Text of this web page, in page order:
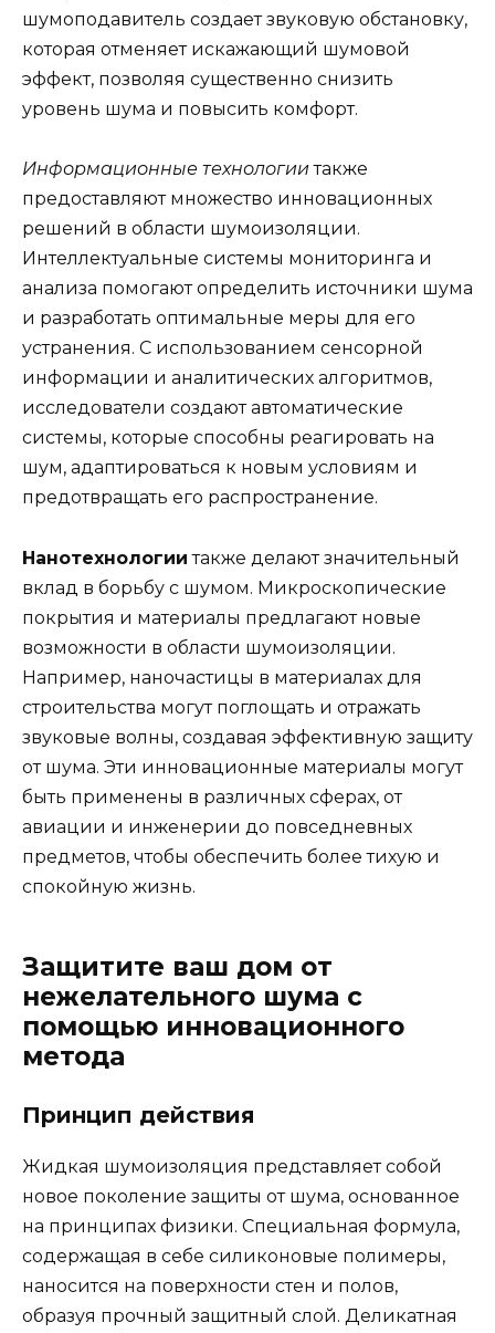
шумоподавитель создает звуковую обстановку,
которая отменяет искажающий шумовой
эффект, позволяя существенно снизить
уровень шума и повысить комфорт.
Информационные технологиитакже
предоставляют множество инновационных
решений в области шумоизоляции.
Интеллектуальные системы мониторинга и
анализа помогают определить источники шума
и разработать оптимальные меры для его
устранения. С использованием сенсорной
информации и аналитических алгоритмов,
исследователи создают автоматические
системы, которые способны реагировать на
шум, адаптироваться к новым условиям и
предотвращать его распространение.
Нанотехнологии также делают значительный
вклад в борьбу с шумом. Микроскопические
покрытия и материалы предлагают новые
возможности в области шумоизоляции.
Например, наночастицы в материалах для
строительства могут поглощать и отражать
звуковые волны, создавая эффективную защиту
от шума. Эти инновационные материалы могут
быть применены в различных сферах, от
авиации и инженерии до повседневных
предметов, чтобы обеспечить более тихую и
спокойную жизнь.
Защитите ваш дом от
нежелательного шума с
помощью инновационного
метода
Принцип действия
Жидкая шумоизоляция представляет собой
новое поколение защиты от шума, основанное
на принципах физики. Специальная формула,
содержащая в себе силиконовые полимеры,
наносится на поверхности стен и полов,
образуя прочный защитный слой. Деликатная